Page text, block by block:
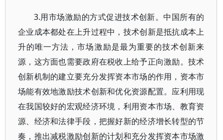
3.用市场激励的方式促进技术创新。中国所有的
企业成本都处在上升过程中，技术创新是抵抗成本上
升的唯一方法，市场激励是最为重要的技术创新来
源，这方面也需要政府在税收上给予正向激励。技术
创新机制的建立要充分发挥资本市场的作用，资本市
场能有效地激励技术创新和优化资源配置。应利用现
在我国较好的宏观经济环境，利用资本市场、教育资
源、经济和法律手段，把握好新的经济增长转型的节
奏，推出减税激励创新的计划和充分发挥资本市场激